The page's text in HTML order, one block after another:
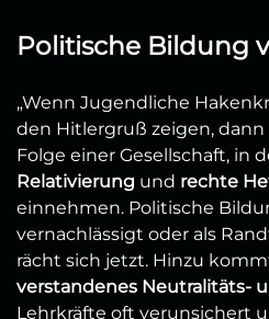
Politische Bildung
„Wenn Jugendliche
den Hitlergruß zeigen,
Folge einer Gesellschaft, in
Relativierung und rechte
einnehmen. Politische
vernachlässigt oder als
rächt sich jetzt. Hinzu
verstandenes Neutralitäts-
Lehrkräfte oft verunsichert